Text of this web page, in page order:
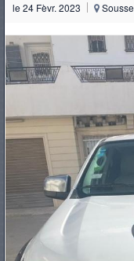
le 24 Fèvr. 2023 Sousse
CAMIONS
PNEUS